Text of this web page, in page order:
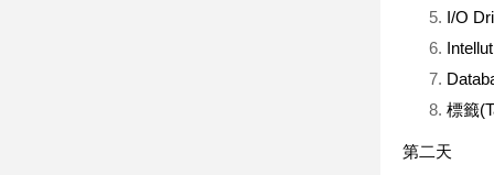
I/O
標籤
第二天